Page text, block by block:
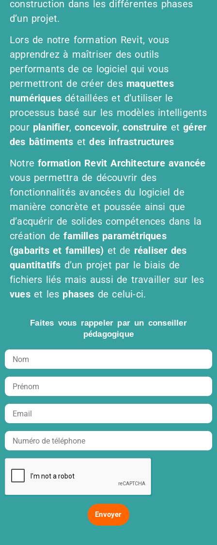
construction dans les différentes phases
d’un projet.
Lors de notre formation Revit, vous
apprendrez à maîtriser des outils
performants de ce logiciel qui vous
permettront de créer des maquettes
numériques détaillées et d’utiliser le
processus basé sur les modèles intelligents
pour planifier,concevoir,construire etgérer
des bâtiments etdes infrastructures
Notreformation Revit Architecture avancée
vous permettra de découvrir des
fonctionnalités avancées du logiciel de
manière concrète et poussée ainsi que
d’acquérir de solides compétences dans la
création defamilles paramétriques
(gabarits et familles) et de réaliser des
quantitatifs d’un projet par le biais de
fichiers liés mais aussi de travailler sur les
vueset les phases de celui-ci.
Faites vous rappeler par un conseiller
pédagogique
Envoyer